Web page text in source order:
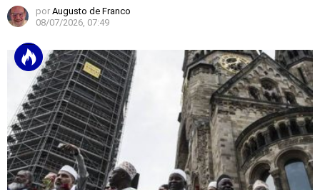
por Augusto de Franco
08/07/2026, 07:49